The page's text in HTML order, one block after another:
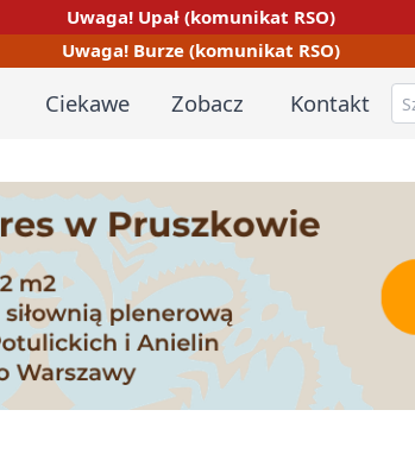
Uwaga! Upał (komunikat RSO)
Uwaga! Burze (komunikat RSO)
Ciekawe Zobacz Kontakt